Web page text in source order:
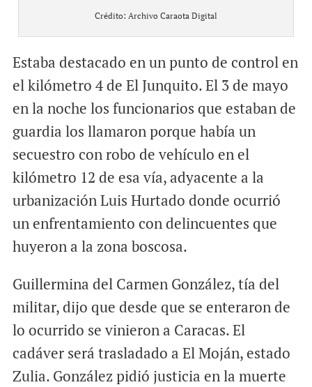
Crédito: Archivo Caraota Digital
Estaba destacado en un punto de control en
el kilómetro 4 de El Junquito. El 3 de mayo
en la noche los funcionarios que estaban de
guardia los llamaron porque había un
secuestro con robo de vehículo en el
kilómetro 12 de esa vía, adyacente a la
urbanización Luis Hurtado donde ocurrió
un enfrentamiento con delincuentes que
huyeron a la zona boscosa.
Guillermina del Carmen González, tía del
militar, dijo que desde que se enteraron de
lo ocurrido se vinieron a Caracas. El
cadáver será trasladado a El Moján, estado
Zulia. González pidió justicia en la muerte